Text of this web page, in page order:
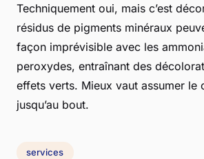
Techniquement oui, mais c’est
résidus de pigments minéraux
façon imprévisible avec les
peroxydes, entraînant des
effets verts. Mieux vaut assumer le
jusqu’au bout.
services